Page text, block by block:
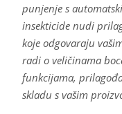
punjenje s
insekticide nudi
koje odgovaraju
radi o veličinama
funkcijama,
skladu s vašim